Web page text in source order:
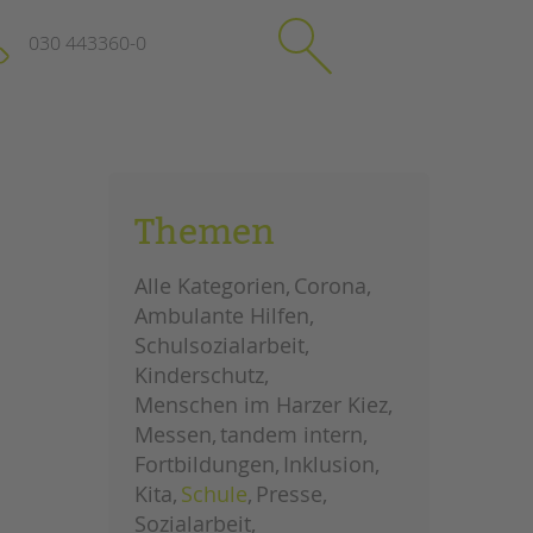
Impressum
Datenschutz
Hinweisgebersystem
Intranet
schließen
030 443360-0
SuchenThemen
Alle Kategorien Corona
Ambulante Hilfen
Schulsozialarbeit
Kinderschutz
Menschen im Harzer Kiez
Messen tandem intern
Fortbildungen Inklusion
Kita Schule Presse
Sozialarbeit